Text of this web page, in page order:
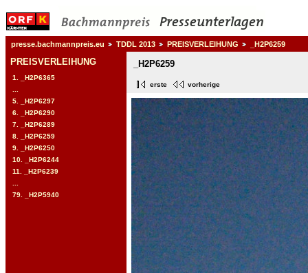
presse.bachmannpreis.eu TDDL 2013 PREISVERLEIHUNG _H2P6259
PREISVERLEIHUNG
1. _H2P6365
5. _H2P6297
6. _H2P6290
7. _H2P6289
8. _H2P6259
9. _H2P6250
10. _H2P6244
11. _H2P6239
79. _H2P5940
_H2P6259
erste vorherige